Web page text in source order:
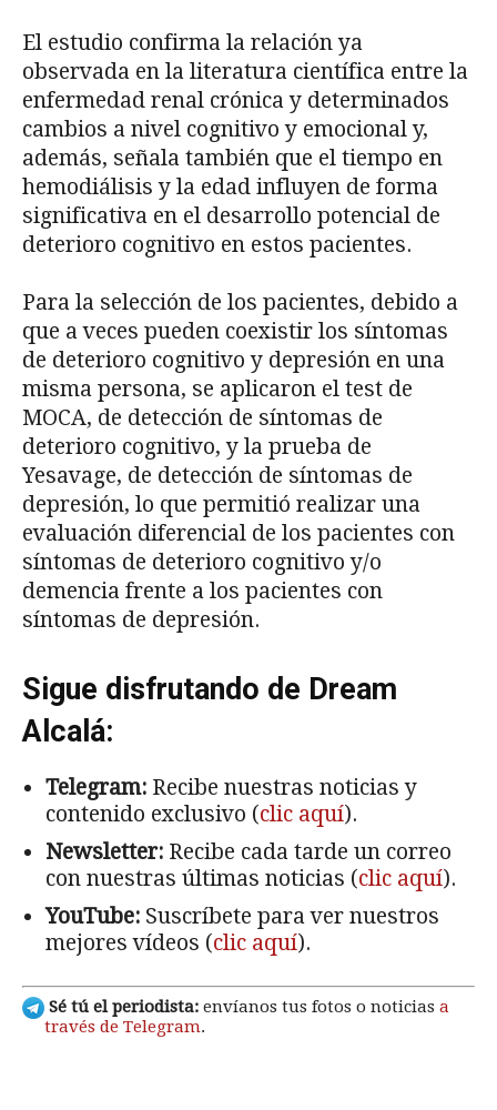
El estudio confirma la relación ya
observada en la literatura científica entre la
enfermedad renal crónica y determinados
cambios a nivel cognitivo y emocional y,
además, señala también que el tiempo en
hemodiálisis y la edad influyen de forma
significativa en el desarrollo potencial de
deterioro cognitivo en estos pacientes.
Para la selección de los pacientes, debido a
que a veces pueden coexistir los síntomas
de deterioro cognitivo y depresión en una
misma persona, se aplicaron el test de
MOCA, de detección de síntomas de
deterioro cognitivo, y la prueba de
Yesavage, de detección de síntomas de
depresión, lo que permitió realizar una
evaluación diferencial de los pacientes con
síntomas de deterioro cognitivo y/o
demencia frente a los pacientes con
síntomas de depresión.
Sigue disfrutando de Dream
Alcalá:
Telegram: Recibe nuestras noticias y
contenido exclusivo (clic aquí).
Newsletter: Recibe cada tarde un correo
con nuestras últimas noticias (clic aquí).
YouTube: Suscríbete para ver nuestros
mejores vídeos (clic aquí).
Sé tú el periodista: envíanos tus fotos o noticias a
través de Telegram.